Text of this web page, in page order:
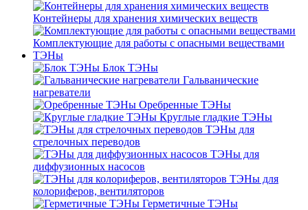
Контейнеры для хранения химических веществ
Комплектующие для работы с опасными веществами
ТЭНы
Блок ТЭНы
Гальванические
нагреватели
Оребренные ТЭНы
Круглые гладкие ТЭНы
ТЭНы для
стрелочных переводов
ТЭНы для
диффузионных насосов
ТЭНы для
колориферов, вентиляторов
Герметичные ТЭНы